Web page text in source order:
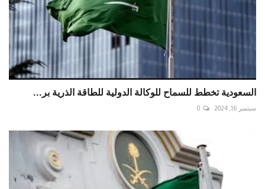
السعودية‭‬ تخطط للسماح للوكالة الدولية للطاقة الذرية بر...
سبتمبر 16, 2024 0